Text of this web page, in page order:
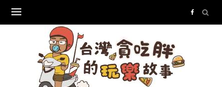
content